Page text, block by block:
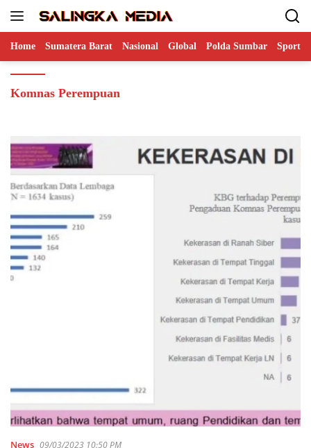
Home Sumatera Barat Nasional Global Polda Sumbar Sports
Komnas Perempuan
News 09/03/2023 10:50 PM